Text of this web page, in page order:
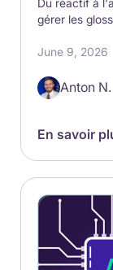
gérer les
June 9, 2026
Anton N.
En savoir